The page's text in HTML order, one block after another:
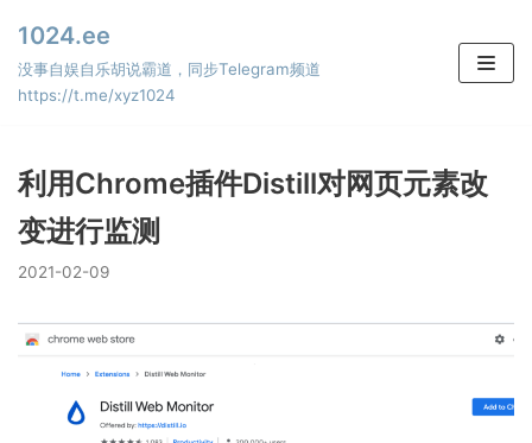
Skip
to
content
1024.ee
没事自娱自乐胡说霸道，同步Telegram频道
https://t.me/xyz1024
利用Chrome插件Distill对网页元素改
变进行监测
2021-02-09